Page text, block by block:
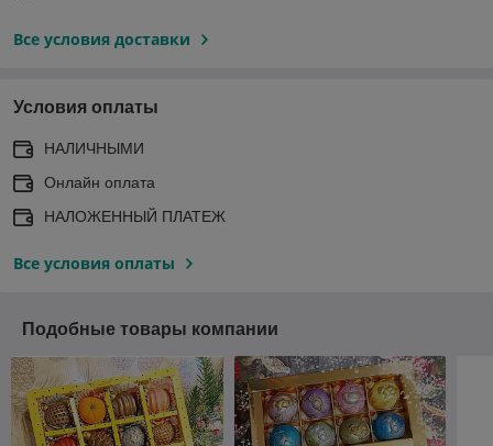
Все условия доставки
Условия оплаты
НАЛИЧНЫМИ
Онлайн оплата
НАЛОЖЕННЫЙ ПЛАТЕЖ
Все условия оплаты
Подобные товары компании